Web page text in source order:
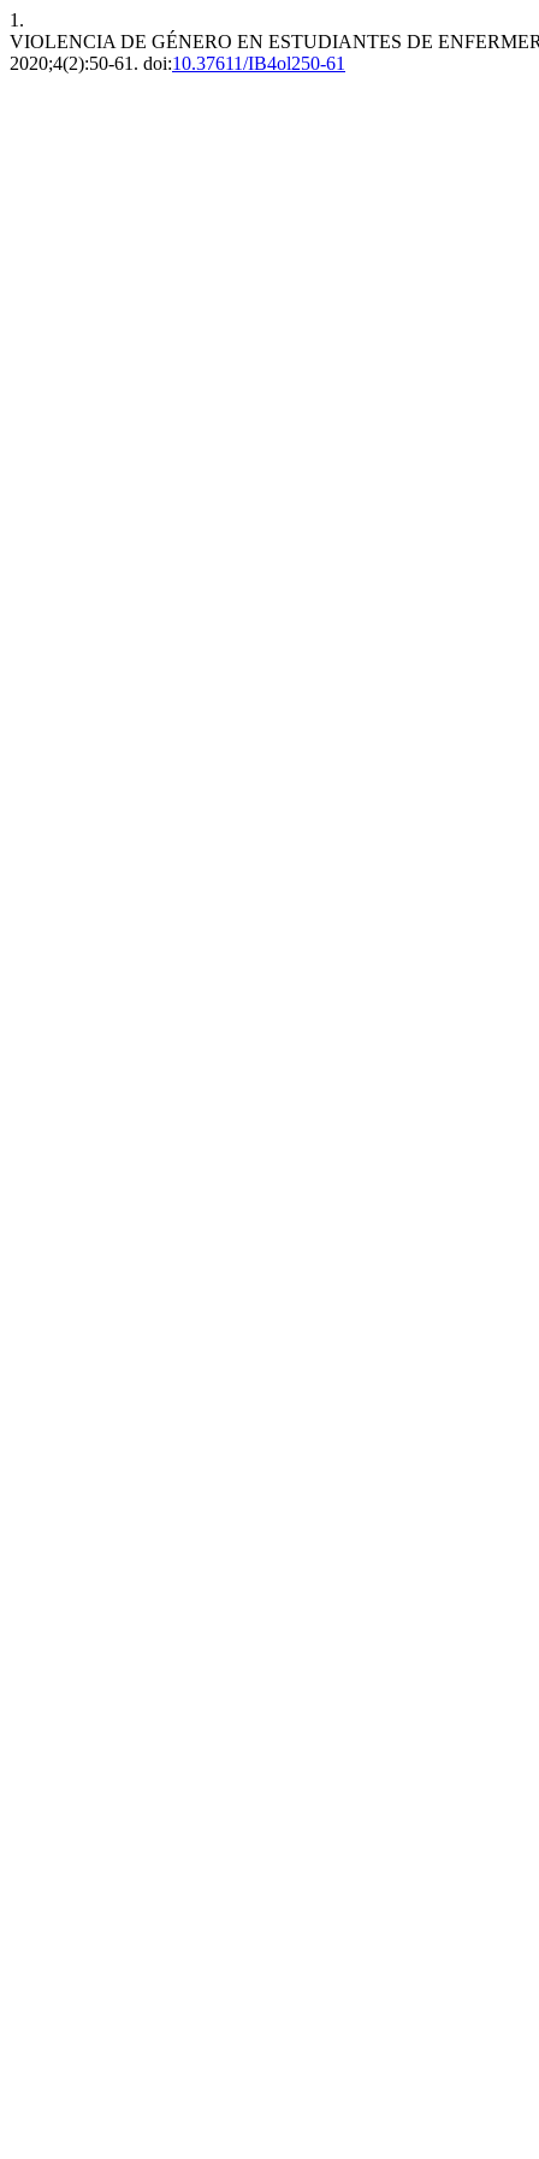
1.
VIOLENCIA DE GÉNERO EN ESTUDIANTES DE
2020;4(2):50-61. doi:10.37611/IB4ol250-61